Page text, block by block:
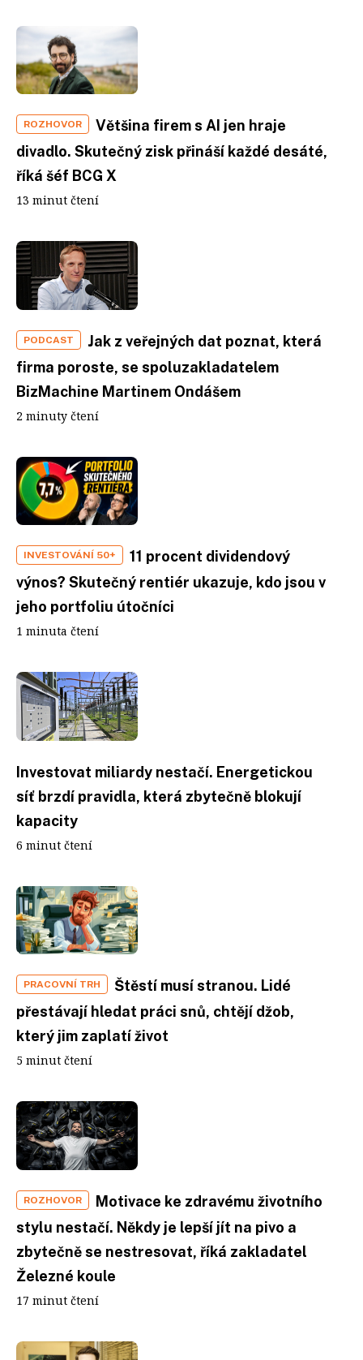
ROZHOVOR
Většina firem s AI jen hraje
divadlo. Skutečný zisk přináší každé desáté,
říká šéf BCG X
13 minut čtení
PODCAST
Jak z veřejných dat poznat, která
firma poroste, se spoluzakladatelem
BizMachine Martinem Ondášem
2 minuty čtení
INVESTOVÁNÍ 50+
11 procent dividendový
výnos? Skutečný rentiér ukazuje, kdo jsou v
jeho portfoliu útočníci
1 minuta čtení
Investovat miliardy nestačí. Energetickou
síť brzdí pravidla, která zbytečně blokují
kapacity
6 minut čtení
PRACOVNÍ TRH
Štěstí musí stranou. Lidé
přestávají hledat práci snů, chtějí džob,
který jim zaplatí život
5 minut čtení
ROZHOVOR
Motivace ke zdravému životního
stylu nestačí. Někdy je lepší jít na pivo a
zbytečně se nestresovat, říká zakladatel
Železné koule
17 minut čtení